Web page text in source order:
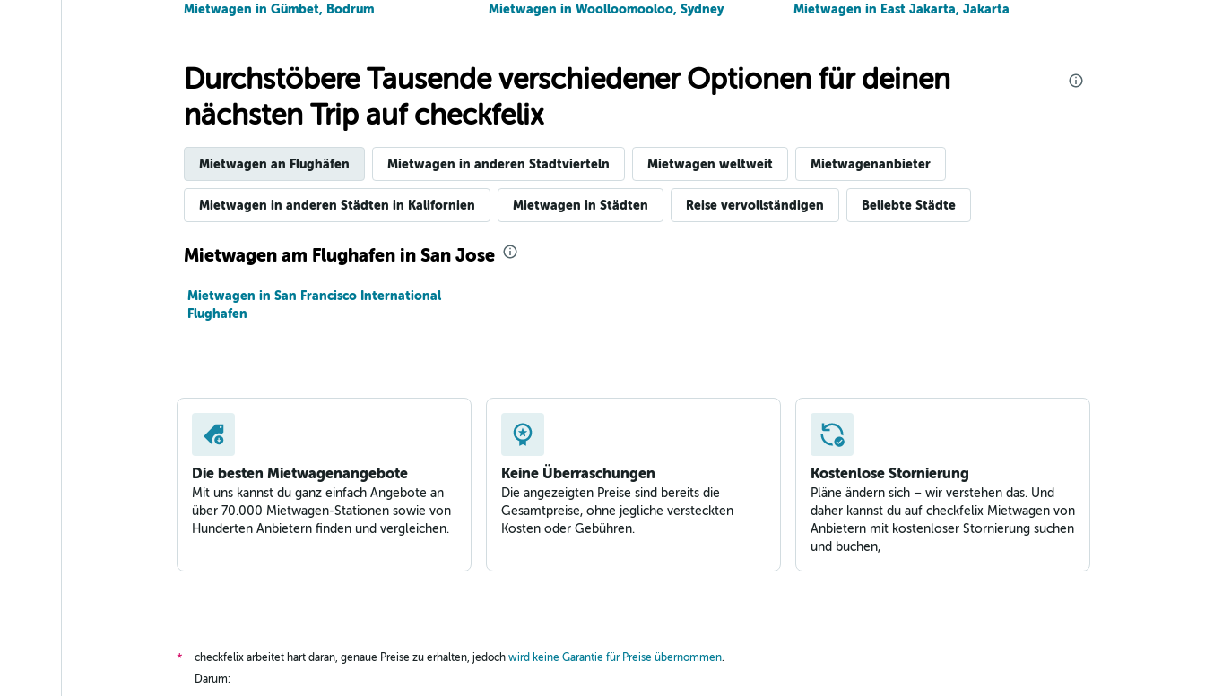
1 Standort
Mietwagen in Gümbet, Bodrum Mietwagen in Woolloomooloo, Sydney Mietwagen in East Jakarta, Jakarta
Durchstöbere Tausende verschiedener Optionen für deinen
nächsten Trip auf checkfelix
Mietwagen an Flughäfen Mietwagen in anderen Stadtvierteln Mietwagen weltweit Mietwagenanbieter
Mietwagen in anderen Städten in Kalifornien Mietwagen in Städten Reise vervollständigen Beliebte Städte
Mietwagen am Flughafen in San Jose
Mietwagen in San Francisco International
Flughafen
Die besten Mietwagenangebote
Mit uns kannst du ganz einfach Angebote an
über 70.000 Mietwagen-Stationen sowie von
Hunderten Anbietern finden und vergleichen.
Keine Überraschungen
Die angezeigten Preise sind bereits die
Gesamtpreise, ohne jegliche versteckten
Kosten oder Gebühren.
Kostenlose Stornierung
Pläne ändern sich – wir verstehen das. Und
daher kannst du auf checkfelix Mietwagen von
Anbietern mit kostenloser Stornierung suchen
und buchen,
* checkfelix arbeitet hart daran, genaue Preise zu erhalten, jedoch wird keine Garantie für Preise übernommen.
Darum: